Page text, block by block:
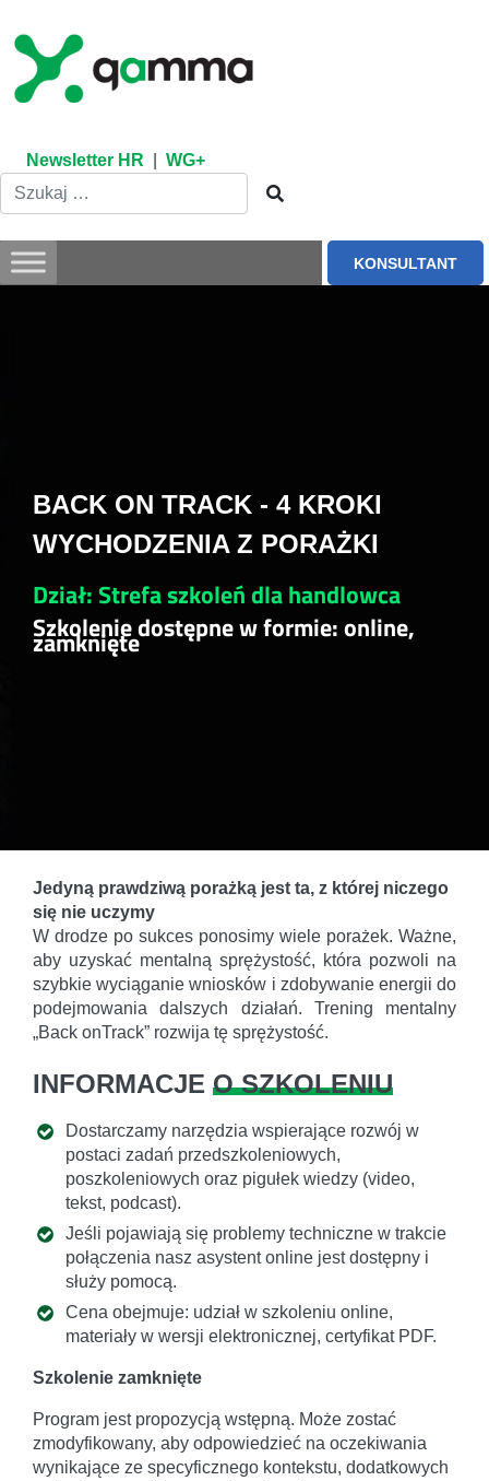
content
Newsletter HR WG+
KONSULTANT
BACK ON TRACK - 4 KROKI
WYCHODZENIA Z PORAŻKI
Dział: Strefa szkoleń dla handlowca
Szkolenie dostępne w formie: online,
zamknięte
Jedyną prawdziwą porażką jest ta, z której niczego
się nie uczymy
W drodze po sukces ponosimy wiele porażek. Ważne,
aby uzyskać mentalną sprężystość, która pozwoli na
szybkie wyciąganie wniosków i zdobywanie energii do
podejmowania dalszych działań. Trening mentalny
„Back onTrack” rozwija tę sprężystość.
INFORMACJE O SZKOLENIU
Dostarczamy narzędzia wspierające rozwój w
postaci zadań przedszkoleniowych,
poszkoleniowych oraz pigułek wiedzy (video,
tekst, podcast).
Jeśli pojawiają się problemy techniczne w trakcie
połączenia nasz asystent online jest dostępny i
służy pomocą.
Cena obejmuje: udział w szkoleniu online,
materiały w wersji elektronicznej, certyfikat PDF.
Szkolenie zamknięte
Program jest propozycją wstępną. Może zostać
zmodyfikowany, aby odpowiedzieć na oczekiwania
wynikające ze specyficznego kontekstu, dodatkowych